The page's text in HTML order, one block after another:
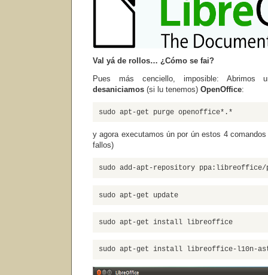
Val yá de rollos… ¿Cómo se fai?
Pues más cenciello, imposible:
desaniciamos (si lu tenemos) OpenOffice:
sudo apt-get purge openoffice*.*
y agora executamos ún por ún estos 4
fallos)
sudo add-apt-repository ppa:libreoffice/
sudo apt-get update
sudo apt-get install libreoffice
sudo apt-get install libreoffice-l10n-